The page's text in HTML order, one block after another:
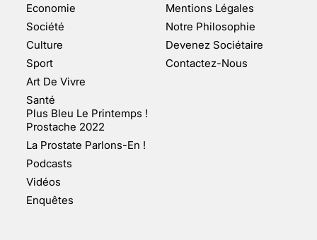
CHANGEMENT DE SEXE :
DES DEMANDES
TOUJOURS PLUS
NOMBREUSES
Economie
Société
Culture
Sport
Art De Vivre
Santé
Plus Bleu Le Printemps !
Prostache 2022
La Prostate Parlons-En !
Podcasts
Vidéos
Enquêtes
Mentions Légales
Notre Philosophie
Devenez Sociétaire
Contactez-Nous